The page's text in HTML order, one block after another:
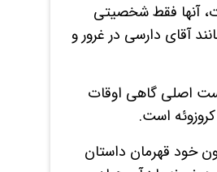
آنها فقط شخصیتی
آقای دارسی در غرور و
اصلی گاهی اوقات
است.
خود قهرمان داستان